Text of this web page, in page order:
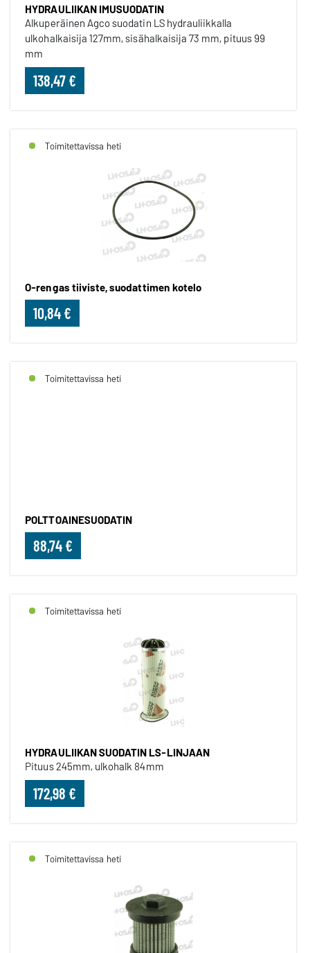
HYDRAULIIKAN IMUSUODATIN
Alkuperäinen Agco suodatin LS hydrauliikkalla
ulkohalkaisija 127mm, sisähalkaisija 73 mm, pituus 99
mm
138,47 €
Toimitettavissa heti
O-rengas tiiviste, suodattimen kotelo
10,84 €
Toimitettavissa heti
POLTTOAINESUODATIN
88,74 €
Toimitettavissa heti
HYDRAULIIKAN SUODATIN LS-LINJAAN
Pituus 245mm, ulkohalk 84mm
172,98 €
Toimitettavissa heti